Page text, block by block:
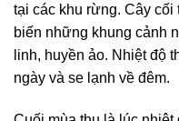
tại các khu rừng. Cây cối
biến những khung cảnh
linh, huyền ảo. Nhiệt độ
ngày và se lạnh về đêm.